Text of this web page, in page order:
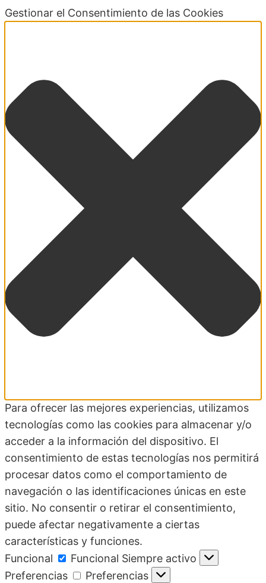
Gestionar el Consentimiento de las Cookies
Para ofrecer las mejores experiencias, utilizamos
tecnologías como las cookies para almacenar y/o
acceder a la información del dispositivo. El
consentimiento de estas tecnologías nos permitirá
procesar datos como el comportamiento de
navegación o las identificaciones únicas en este
sitio. No consentir o retirar el consentimiento,
puede afectar negativamente a ciertas
características y funciones.
Funcional
Funcional Siempre activo
Preferencias
Preferencias